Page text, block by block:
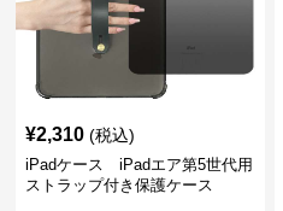
¥2,310 (税込)
iPadケース iPadエア第5世代用
ストラップ付き保護ケース